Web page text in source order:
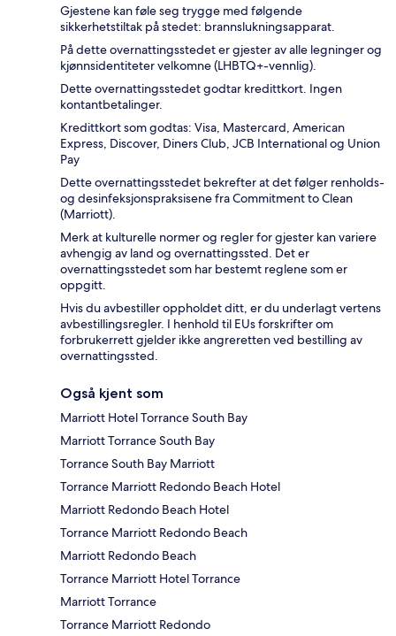
Gjestene kan føle seg trygge med følgende
sikkerhetstiltak på stedet: brannslukningsapparat.
På dette overnattingsstedet er gjester av alle legninger og
kjønnsidentiteter velkomne (LHBTQ+-vennlig).
Dette overnattingsstedet godtar kredittkort. Ingen
kontantbetalinger.
Kredittkort som godtas: Visa, Mastercard, American
Express, Discover, Diners Club, JCB International og Union
Pay
Dette overnattingsstedet bekrefter at det følger renholds-
og desinfeksjonspraksisene fra Commitment to Clean
(Marriott).
Merk at kulturelle normer og regler for gjester kan variere
avhengig av land og overnattingssted. Det er
overnattingsstedet som har bestemt reglene som er
oppgitt.
Hvis du avbestiller oppholdet ditt, er du underlagt vertens
avbestillingsregler. I henhold til EUs forskrifter om
forbrukerrett gjelder ikke angreretten ved bestilling av
overnattingssted.
Også kjent som
Marriott Hotel Torrance South Bay
Marriott Torrance South Bay
Torrance South Bay Marriott
Torrance Marriott Redondo Beach Hotel
Marriott Redondo Beach Hotel
Torrance Marriott Redondo Beach
Marriott Redondo Beach
Torrance Marriott Hotel Torrance
Marriott Torrance
Torrance Marriott Redondo